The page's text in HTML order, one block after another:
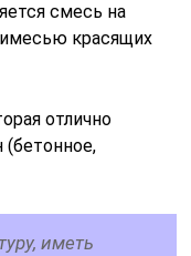
смесь на
красящих
отлично
(бетонное,
иметь